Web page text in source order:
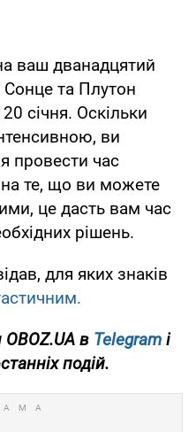
ваш дванадцятий
Сонце та Плутон
січня. Оскільки
ви
провести час
те, що ви можете
це дасть вам час
рішень.
для яких знаків
в Telegram і
подій.